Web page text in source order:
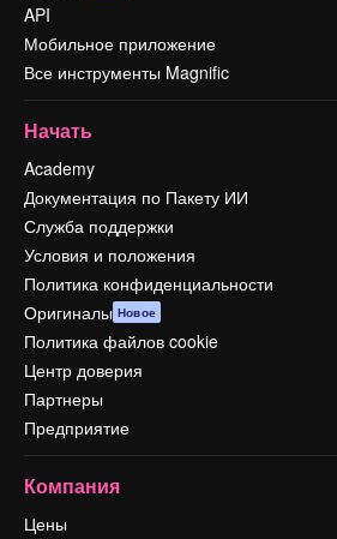
API
Мобильное приложение
Все инструменты Magnific
Начать
Academy
Документация по Пакету ИИ
Служба поддержки
Условия и положения
Политика конфиденциальности
Оригиналы Новое
Политика файлов cookie
Центр доверия
Партнеры
Предприятие
Компания
Цены